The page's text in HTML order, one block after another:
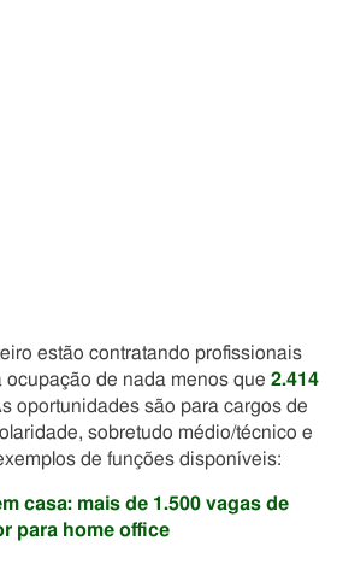
estão contratando profissionais
de nada menos que 2.414
oportunidades são para cargos de
sobretudo médio/técnico e
de funções disponíveis:
casa: mais de 1.500 vagas de
para home office